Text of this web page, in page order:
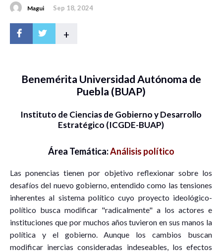
Magui Sep 18, 2024
+
Benemérita Universidad Autónoma de
Puebla (BUAP)
Instituto de Ciencias de Gobierno y Desarrollo
Estratégico (ICGDE-BUAP)
Área Temática:Análisis político
Las ponencias tienen por objetivo reflexionar sobre los
desafíos del nuevo gobierno, entendido como las tensiones
inherentes al sistema político cuyo proyecto ideológico-
político busca modificar "radicalmente" a los actores e
instituciones que por muchos años tuvieron en sus manos la
política y el gobierno. Aunque los cambios buscan
modificar inercias consideradas indeseables, los efectos